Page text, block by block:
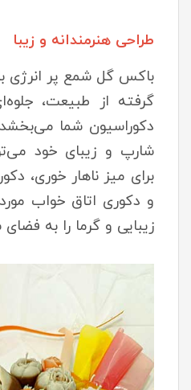
طراحی هنرمندانه و زیبا
باکس گل شمع پر انرژی با
گرفته از طبیعت،
دکوراسیون شما
شارپ و زیبای خود
برای میز ناهار خوری،
و دکوری اتاق خواب
زیبایی و گرما را به فضای